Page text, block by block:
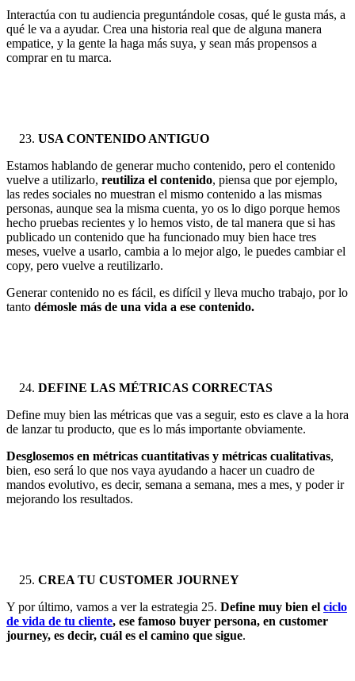
Interactúa con tu audiencia preguntándole cosas, qué le gusta más, a
qué le va a ayudar. Crea una historia real que de alguna manera
empatice, y la gente la haga más suya, y sean más propensos a
comprar en tu marca.
USA CONTENIDO ANTIGUO
Estamos hablando de generar mucho contenido, pero el contenido
vuelve a utilizarlo, reutiliza el contenido, piensa que por ejemplo,
las redes sociales no muestran el mismo contenido a las mismas
personas, aunque sea la misma cuenta, yo os lo digo porque hemos
hecho pruebas recientes y lo hemos visto, de tal manera que si has
publicado un contenido que ha funcionado muy bien hace tres
meses, vuelve a usarlo, cambia a lo mejor algo, le puedes cambiar el
copy, pero vuelve a reutilizarlo.
Generar contenido no es fácil, es difícil y lleva mucho trabajo, por lo
tanto démosle más de una vida a ese contenido.
DEFINE LAS MÉTRICAS CORRECTAS
Define muy bien las métricas que vas a seguir, esto es clave a la hora
de lanzar tu producto, que es lo más importante obviamente.
Desglosemos en métricas cuantitativas y métricas cualitativas,
bien, eso será lo que nos vaya ayudando a hacer un cuadro de
mandos evolutivo, es decir, semana a semana, mes a mes, y poder ir
mejorando los resultados.
CREA TU CUSTOMER JOURNEY
Y por último, vamos a ver la estrategia 25. Define muy bien el ciclo
de vida de tu cliente, ese famoso buyer persona, en customer
journey, es decir, cuál es el camino que sigue.